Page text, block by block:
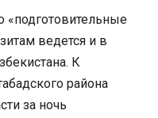
«подготовительные
ведется и в
К
района
за ночь